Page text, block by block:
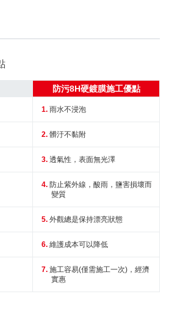
防污8H硬鍍膜施工優點
雨水不浸泡
髒汙不黏附
透氣性，表面無光澤
防止紫外線，酸雨，鹽害損壞而
變質
外觀總是保持漂亮狀態
維護成本可以降低
施工容易(僅需施工一次)，經濟
實惠